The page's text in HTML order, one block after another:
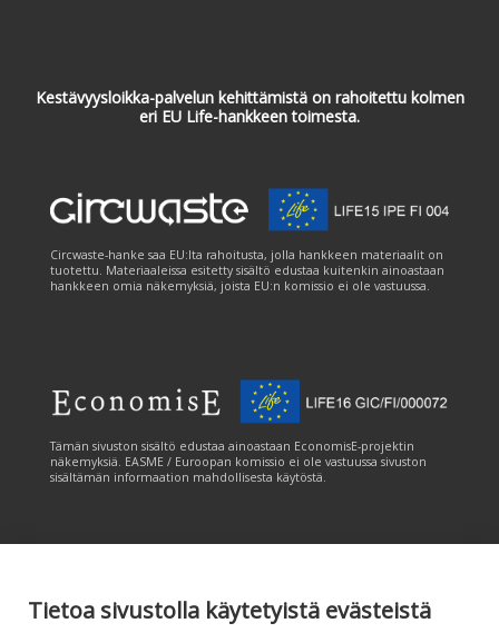
Tietoa sivustolla käytetyistä evästeistä
Kestävyysloikka-palvelun kehittämistä on rahoitettu kolmen
eri EU Life-hankkeen toimesta.
Circwaste-hanke saa EU:lta rahoitusta, jolla hankkeen materiaalit on
tuotettu. Materiaaleissa esitetty sisältö edustaa kuitenkin ainoastaan
hankkeen omia näkemyksiä, joista EU:n komissio ei ole vastuussa.
Tämän sivuston sisältö edustaa ainoastaan EconomisE-projektin
näkemyksiä. EASME / Euroopan komissio ei ole vastuussa sivuston
sisältämän informaation mahdollisesta käytöstä.